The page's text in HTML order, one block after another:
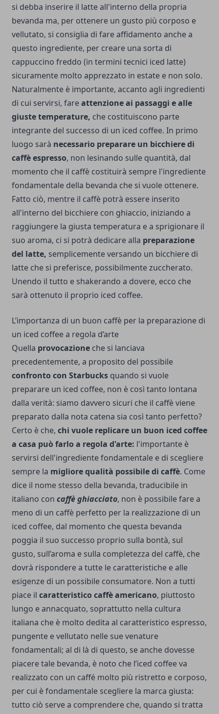
si debba inserire il latte all'interno della propria
bevanda ma, per ottenere un gusto più corposo e
vellutato, si consiglia di fare affidamento anche a
questo ingrediente, per creare una sorta di
cappuccino freddo (in termini tecnici iced latte)
sicuramente molto apprezzato in estate e non solo.
Naturalmente è importante, accanto agli ingredienti
di cui servirsi, fareattenzione ai passaggi e alle
giuste temperature, che costituiscono parte
integrante del successo di un iced coffee. In primo
luogo sarà necessario preparare un bicchiere di
caffè espresso, non lesinando sulle quantità, dal
momento che il caffè costituirà sempre l'ingrediente
fondamentale della bevanda che si vuole ottenere.
Fatto ciò, mentre il caffè potrà essere inserito
all'interno del bicchiere con ghiaccio, iniziando a
raggiungere la giusta temperatura e a sprigionare il
suo aroma, ci si potrà dedicare alla preparazione
del latte, semplicemente versando un bicchiere di
latte che si preferisce, possibilmente zuccherato.
Unendo il tutto e shakerando a dovere, ecco che
sarà ottenuto il proprio iced coffee.
L’importanza di un buon caffè per la preparazione di
un iced coffee a regola d’arte
Quella provocazione che si lanciava
precedentemente, a proposito del possibile
confronto con Starbucks quando si vuole
preparare un iced coffee, non è così tanto lontana
dalla verità: siamo davvero sicuri che il caffè viene
preparato dalla nota catena sia così tanto perfetto?
Certo è che, chi vuole replicare un buon iced coffee
a casa può farlo a regola d'arte: l'importante è
servirsi dell'ingrediente fondamentale e di scegliere
sempre la migliore qualità possibile di caffè. Come
dice il nome stesso della bevanda, traducibile in
italiano con caffè ghiacciato, non è possibile fare a
meno di un caffè perfetto per la realizzazione di un
iced coffee, dal momento che questa bevanda
poggia il suo successo proprio sulla bontà, sul
gusto, sull’aroma e sulla completezza del caffè, che
dovrà rispondere a tutte le caratteristiche e alle
esigenze di un possibile consumatore. Non a tutti
piace il caratteristico caffè americano, piuttosto
lungo e annacquato, soprattutto nella cultura
italiana che è molto dedita al caratteristico espresso,
pungente e vellutato nelle sue venature
fondamentali; al di là di questo, se anche dovesse
piacere tale bevanda, è noto che l’iced coffee va
realizzato con un caffé molto più ristretto e corposo,
per cui è fondamentale scegliere la marca giusta:
tutto ciò serve a comprendere che, quando si tratta